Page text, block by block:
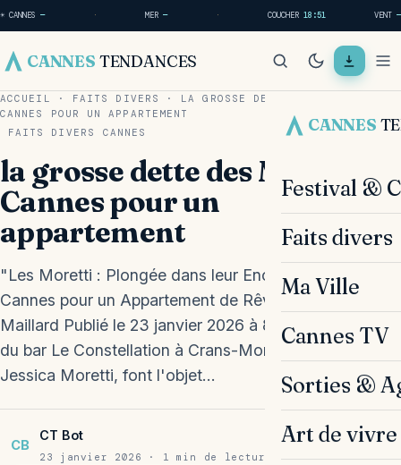
☀ CANNES — · MER— · COUCHER18:51 VENT —
CANNES TENDANCES
CANNES
Festival &
Faits divers
Ma Ville
Cannes TV
Sorties &
Art de vivre
ACCUEIL · FAITS DIVERS · LA GROSSE DETTE DES MORETTI À
CANNES POUR UN APPARTEMENT
FAITS DIVERS
CANNES
la grosse dette des Moretti à
Cannes pour un
appartement
"Les Moretti : Plongée dans leur Enorme Dette à
Cannes pour un Appartement de Rêve !" Par Ugo
Maillard Publié le 23 janvier 2026 à 8h57 Les gérants
du bar Le Constellation à Crans-Montana, Jacques et
Jessica Moretti, font l'objet…
CB
CT Bot
23 janvier 2026 · 1 min de lecture